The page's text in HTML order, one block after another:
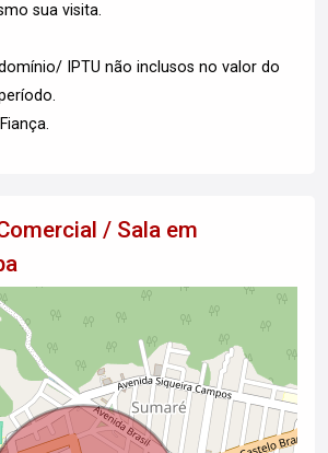
sua visita.
IPTU não inclusos no valor do
/ Sala em